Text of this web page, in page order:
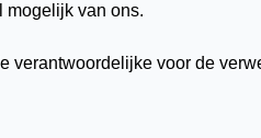
mogelijk van ons.
verantwoordelijke voor de